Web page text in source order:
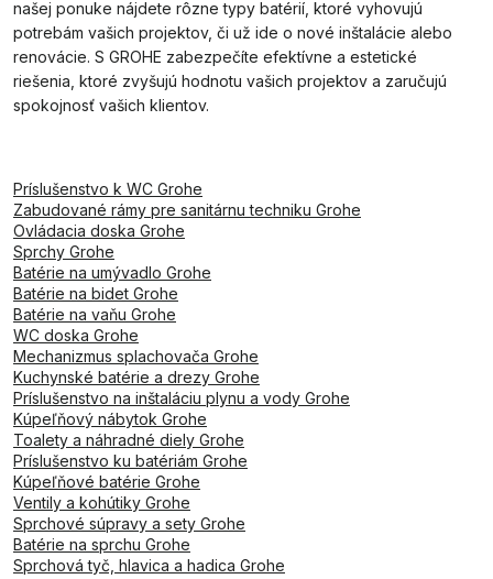
našej ponuke nájdete rôzne typy batérií, ktoré vyhovujú
potrebám vašich projektov, či už ide o nové inštalácie alebo
renovácie. S GROHE zabezpečíte efektívne a estetické
riešenia, ktoré zvyšujú hodnotu vašich projektov a zaručujú
spokojnosť vašich klientov.
Príslušenstvo k WC Grohe
Zabudované rámy pre sanitárnu techniku Grohe
Ovládacia doska Grohe
Sprchy Grohe
Batérie na umývadlo Grohe
Batérie na bidet Grohe
Batérie na vaňu Grohe
WC doska Grohe
Mechanizmus splachovača Grohe
Kuchynské batérie a drezy Grohe
Príslušenstvo na inštaláciu plynu a vody Grohe
Kúpeľňový nábytok Grohe
Toalety a náhradné diely Grohe
Príslušenstvo ku batériám Grohe
Kúpeľňové batérie Grohe
Ventily a kohútiky Grohe
Sprchové súpravy a sety Grohe
Batérie na sprchu Grohe
Sprchová tyč, hlavica a hadica Grohe